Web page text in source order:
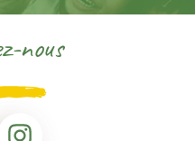
nous